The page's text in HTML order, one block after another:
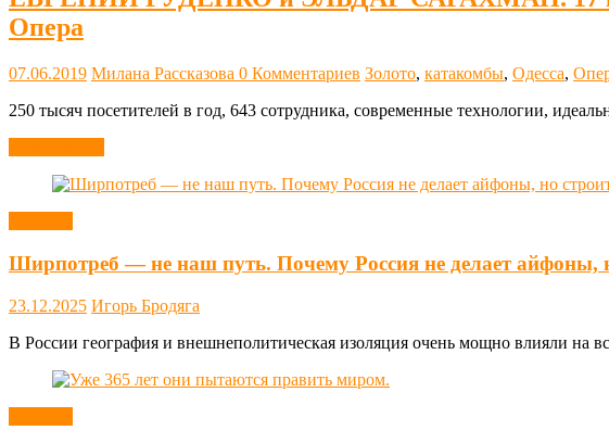
Опера
07.06.2019 Милана Рассказова 0 Комментариев Золото, катакомбы, Одесса,
250 тысяч посетителей в год, 643 сотрудника, современные технологии,
Ширпотреб — не наш путь. Почему Россия не делает айфоны,
23.12.2025 Игорь Бродяга
В России география и внешнеполитическая изоляция очень мощно влияли на